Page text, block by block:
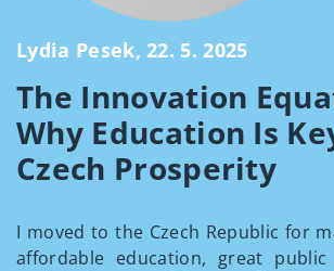
Lydia Pesek, 22. 5. 2025
The Innovation
Why Education Is
Czech Prosperity
I moved to the Czech Republic for
affordable education, great